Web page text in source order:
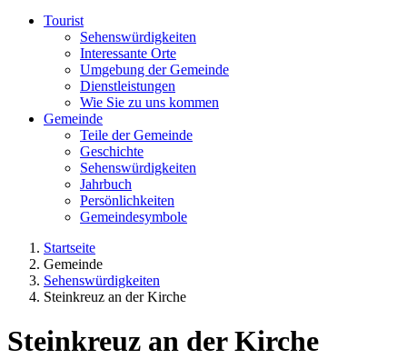
Tourist
Sehenswürdigkeiten
Interessante Orte
Umgebung der Gemeinde
Dienstleistungen
Wie Sie zu uns kommen
Gemeinde
Teile der Gemeinde
Geschichte
Sehenswürdigkeiten
Jahrbuch
Persönlichkeiten
Gemeindesymbole
Startseite
Gemeinde
Sehenswürdigkeiten
Steinkreuz an der Kirche
Steinkreuz an der Kirche